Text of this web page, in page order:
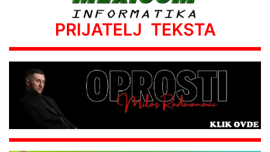
PRIJATELJ TEKSTA